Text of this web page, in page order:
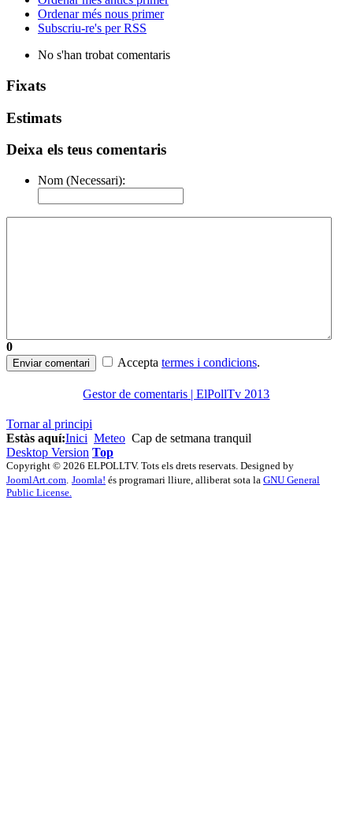
Ordenar més nous primer
Subscriu-re's per RSS
No s'han trobat comentaris
Fixats
Estimats
Deixa els teus comentaris
Nom (Necessari):
0
Enviar comentari Accepta termes i condicions.
Gestor de comentaris | ElPollTv 2013
Tornar al principi
Estàs aquí:Inici Meteo Cap de setmana tranquil
Desktop Version Top
Copyright © 2026 ELPOLLTV. Tots els drets reservats. Designed by
JoomlArt.com. Joomla! és programari lliure, alliberat sota la GNU General
Public License.